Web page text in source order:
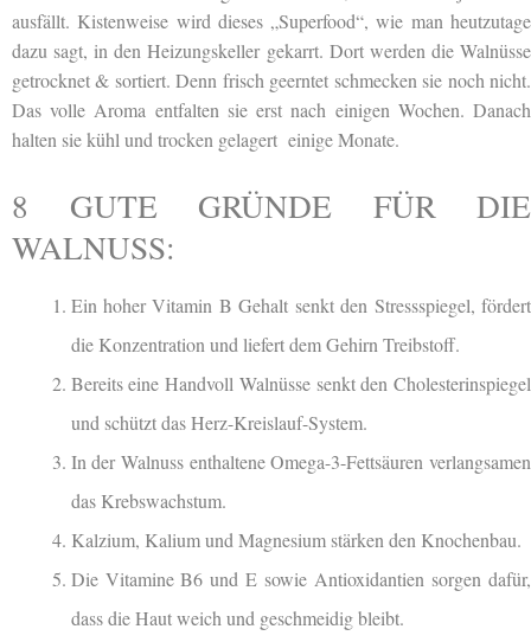
ausfällt. Kistenweise wird dieses „Superfood“, wie man heutzutage
dazu sagt, in den Heizungskeller gekarrt. Dort werden die Walnüsse
getrocknet & sortiert. Denn frisch geerntet schmecken sie noch nicht.
Das volle Aroma entfalten sie erst nach einigen Wochen. Danach
halten sie kühl und trocken gelagert einige Monate.
8 GUTE GRÜNDE FÜR DIE
WALNUSS:
Ein hoher Vitamin B Gehalt senkt den Stressspiegel, fördert
die Konzentration und liefert dem Gehirn Treibstoff.
Bereits eine Handvoll Walnüsse senkt den Cholesterinspiegel
und schützt das Herz-Kreislauf-System.
In der Walnuss enthaltene Omega-3-Fettsäuren verlangsamen
das Krebswachstum.
Kalzium, Kalium und Magnesium stärken den Knochenbau.
Die Vitamine B6 und E sowie Antioxidantien sorgen dafür,
dass die Haut weich und geschmeidig bleibt.